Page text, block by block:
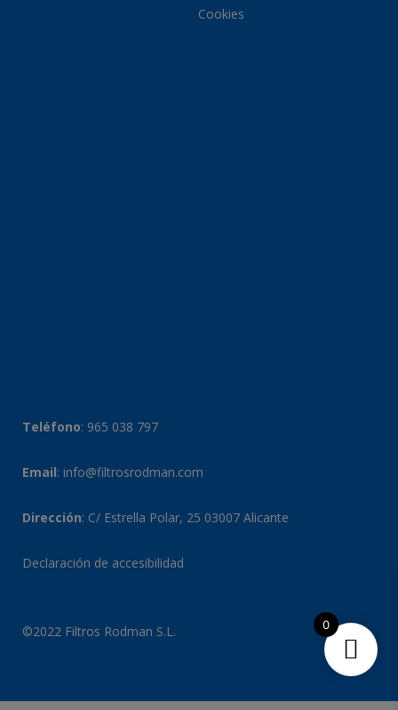
Cookies
Teléfono: 965 038 797
Email: info@filtrosrodman.com
Dirección: C/ Estrella Polar, 25 03007 Alicante
Declaración de accesibilidad
©2022 Filtros Rodman S.L. 0